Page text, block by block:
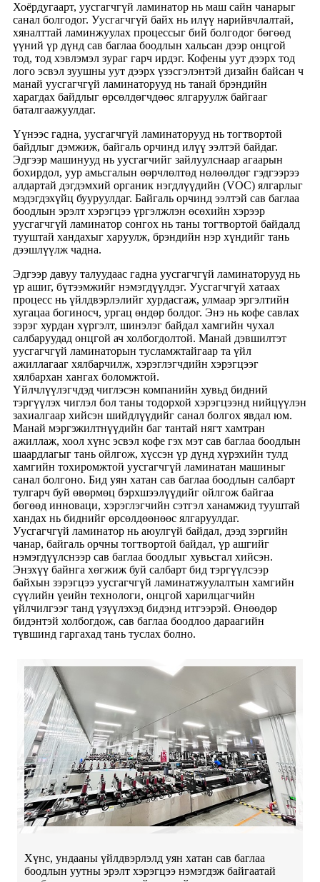
Хоёрдугаарт, уусгагчгүй ламинатор нь маш сайн чанарыг
санал болгодог. Уусгагчгүй байх нь илүү нарийвчлалтай,
хяналттай ламинжуулах процессыг бий болгодог бөгөөд
үүний үр дүнд сав баглаа боодлын хальсан дээр онцгой
тод, тод хэвлэмэл зураг гарч ирдэг. Кофены уут дээрх тод
лого эсвэл зуушны уут дээрх үзэсгэлэнтэй дизайн байсан ч
манай уусгагчгүй ламинаторууд нь танай брэндийн
харагдах байдлыг өрсөлдөгчдөөс ялгаруулж байгааг
баталгаажуулдаг.
Үүнээс гадна, уусгагчгүй ламинаторууд нь тогтвортой
байдлыг дэмжиж, байгаль орчинд илүү ээлтэй байдаг.
Эдгээр машинууд нь уусгагчийг зайлуулснаар агаарын
бохирдол, уур амьсгалын өөрчлөлтөд нөлөөлдөг гэдгээрээ
алдартай дэгдэмхий органик нэгдлүүдийн (VOC) ялгарлыг
мэдэгдэхүйц бууруулдаг. Байгаль орчинд ээлтэй сав баглаа
боодлын эрэлт хэрэгцээ үргэлжлэн өсөхийн хэрээр
уусгагчгүй ламинатор сонгох нь таны тогтвортой байдалд
тууштай хандахыг харуулж, брэндийн нэр хүндийг тань
дээшлүүлж чадна.
Эдгээр давуу талуудаас гадна уусгагчгүй ламинаторууд нь
үр ашиг, бүтээмжийг нэмэгдүүлдэг. Уусгагчгүй хатаах
процесс нь үйлдвэрлэлийг хурдасгаж, улмаар эргэлтийн
хугацаа богиносч, ургац өндөр болдог. Энэ нь кофе савлах
зэрэг хурдан хүргэлт, шинэлэг байдал хамгийн чухал
салбаруудад онцгой ач холбогдолтой. Манай дэвшилтэт
уусгагчгүй ламинаторын тусламжтайгаар та үйл
ажиллагааг хялбарчилж, хэрэглэгчдийн хэрэгцээг
хялбархан хангах боломжтой.
Үйлчлүүлэгчдэд чиглэсэн компанийн хувьд бидний
тэргүүлэх чиглэл бол таны тодорхой хэрэгцээнд нийцүүлэн
захиалгаар хийсэн шийдлүүдийг санал болгох явдал юм.
Манай мэргэжилтнүүдийн баг тантай нягт хамтран
ажиллаж, хоол хүнс эсвэл кофе гэх мэт сав баглаа боодлын
шаардлагыг тань ойлгож, хүссэн үр дүнд хүрэхийн тулд
хамгийн тохиромжтой уусгагчгүй ламинатан машиныг
санал болгоно. Бид уян хатан сав баглаа боодлын салбарт
тулгарч буй өвөрмөц бэрхшээлүүдийг ойлгож байгаа
бөгөөд инноваци, хэрэглэгчийн сэтгэл ханамжид тууштай
хандах нь биднийг өрсөлдөөнөөс ялгаруулдаг.
Уусгагчгүй ламинатор нь аюулгүй байдал, дээд зэргийн
чанар, байгаль орчны тогтвортой байдал, үр ашгийг
нэмэгдүүлснээр сав баглаа боодлыг хувьсгал хийсэн.
Энэхүү байнга хөгжиж буй салбарт бид тэргүүлсээр
байхын зэрэгцээ уусгагчгүй ламинатжуулалтын хамгийн
сүүлийн үеийн технологи, онцгой харилцагчийн
үйлчилгээг танд үзүүлэхэд бидэнд итгээрэй. Өнөөдөр
бидэнтэй холбогдож, сав баглаа боодлоо дараагийн
түвшинд гаргахад тань туслах болно.
Хүнс, ундааны үйлдвэрлэлд уян хатан сав баглаа
боодлын уутны эрэлт хэрэгцээ нэмэгдэж байгаатай